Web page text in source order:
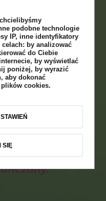
podobne technologie
IP, inne identyfikatory
celach: by analizować
do Ciebie
by wyświetlać
poniżej, by wyrazić
aby dokonać
cookies.
SIĘ